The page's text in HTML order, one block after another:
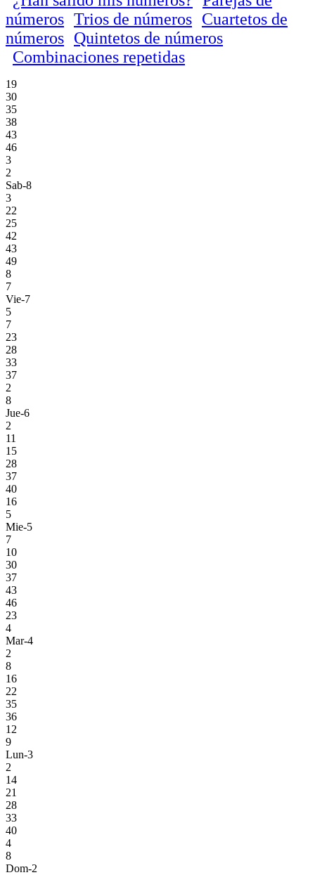
números Trios de números Cuartetos de
números Quintetos de números
Combinaciones repetidas
19
30
35
38
43
46
3
2
Sab-8
3
22
25
42
43
49
8
7
Vie-7
5
7
23
28
33
37
2
8
Jue-6
2
11
15
28
37
40
16
5
Mie-5
7
10
30
37
43
46
23
4
Mar-4
2
8
16
22
35
36
12
9
Lun-3
2
14
21
28
33
40
4
8
Dom-2